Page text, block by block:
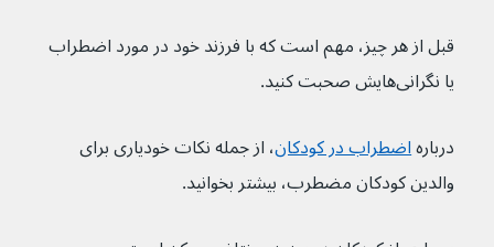
قبل از هر چیز، مهم است که با فرزند خود در مورد اضطراب
یا نگرانی‌هایش صحبت کنید.
درباره اضطراب در کودکان، از جمله نکات خودیاری برای
والدین کودکان مضطرب، بیشتر بخوانید.